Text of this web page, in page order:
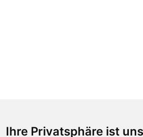
Ihre Privatsphäre ist